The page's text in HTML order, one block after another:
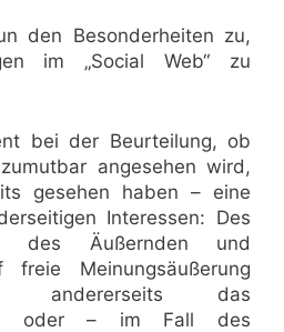
den Besonderheiten zu,
im „Social Web“ zu
bei der Beurteilung, ob
angesehen wird,
gesehen haben – eine
Interessen: Des
des Äußernden und
Meinungsäußerung
andererseits das
oder – im Fall des